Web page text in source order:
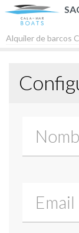
Contacto
Alquiler de barcos